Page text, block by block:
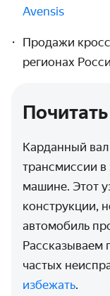
Avensis
Продажи
регионах
Карданный
трансмиссии
машине. Этот
конструкции,
автомобиль
Рассказываем
частых
избежать.